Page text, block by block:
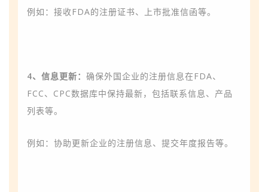
例如：接收FDA的注册证书、上市批准信函等。
4、信息更新： 确保外国企业的注册信息在FDA、
FCC、CPC数据库中保持最新，包括联系信息、产品
列表等。
例如：协助更新企业的注册信息、提交年度报告等。